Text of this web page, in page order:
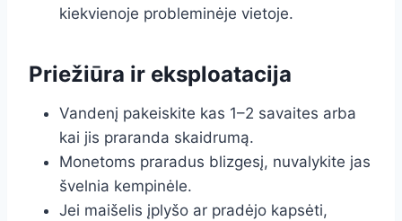
kiekvienoje probleminėje vietoje.
Priežiūra ir eksploatacija
Vandenį pakeiskite kas 1–2 savaites arba
kai jis praranda skaidrumą.
Monetoms praradus blizgesį, nuvalykite jas
švelnia kempinėle.
Jei maišelis įplyšo ar pradėjo kapsėti,